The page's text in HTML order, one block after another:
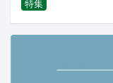
特集